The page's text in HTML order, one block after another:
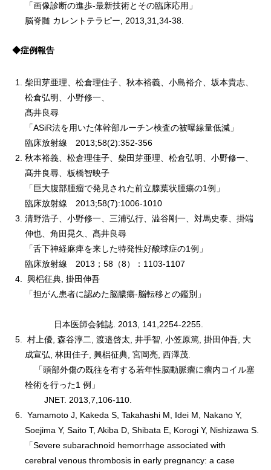
「画像診断の進歩-最新技術とその臨床応用」
脳脊髄 カレントテラピー, 2013,31,34-38.
◆症例報告
柴田芽亜理、松倉理佳子、秋本裕義、小島裕介、坂本貴志、
松倉弘明、小野修一、
髙井良尋
「ASiR法を用いた体幹部ルーチン検査の被曝線量低減」
臨床放射線 2013;58(2):352-356
秋本裕義、松倉理佳子、柴田芽亜理、松倉弘明、小野修一、
髙井良尋、板橋智映子
「巨大腹部腫瘤で発見された前立腺葉状腫瘍の1例」
臨床放射線 2013;58(7):1006-1010
清野浩子、小野修一、三浦弘行、澁谷剛一、対馬史泰、掛端
伸也、角田晃久、髙井良尋
「舌下神経麻痺を来した特発性好酸球症の1例」
臨床放射線 2013；58（8）：1103-1107
興梠征典, 掛田伸吾
「担がん患者に認めた脳膿瘍-脳転移との鑑別」
日本医師会雑誌. 2013, 141,2254-2255.
村上優, 森谷淳二, 渡邉啓太, 井手智, 小笠原篤, 掛田伸吾, 大
成宣弘, 林田佳子, 興梠征典, 宮岡亮, 西澤茂.
「頭部外傷の既往を有する若年性脳動脈瘤に瘤内コイル塞
栓術を行った1 例」
JNET. 2013,7,106-110.
Yamamoto J, Kakeda S, Takahashi M, Idei M, Nakano Y,
Soejima Y, Saito T, Akiba D, Shibata E, Korogi Y, Nishizawa S.
「Severe subarachnoid hemorrhage associated with
cerebral venous thrombosis in early pregnancy: a case